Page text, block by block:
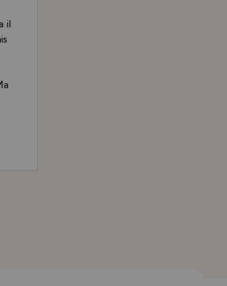
il
la République, sur la coopération